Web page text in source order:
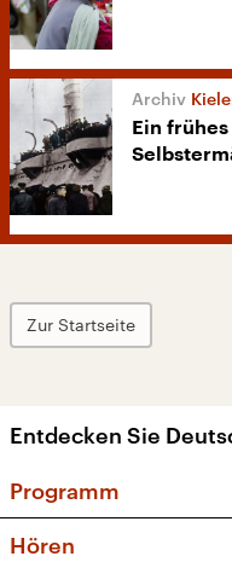
Ein
Zur Startseite
Entdecken Sie
Programm
Hören